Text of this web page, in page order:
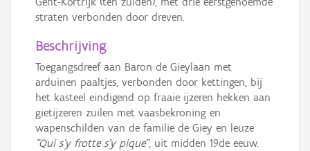
straten verbonden door dreven.
Beschrijving
Toegangsdreef aan Baron de Gieylaan met
arduinen paaltjes, verbonden door kettingen, bij
het kasteel eindigend op fraaie ijzeren hekken aan
gietijzeren zuilen met vaasbekroning en
wapenschilden van de familie de Giey en leuze
"Qui s'y frotte s'y pique", uit midden 19de eeuw.